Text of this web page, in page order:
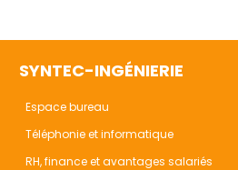
SYNTEC-INGÉNIERIE
Espace bureau
Téléphonie et informatique
RH, finance et avantages salariés